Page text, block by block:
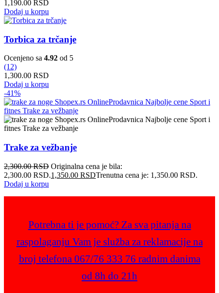
1,190.00 RSD
Dodaj u korpu
Torbica za trčanje
Ocenjeno sa 4.92 od 5
(12)
1,300.00 RSD
Dodaj u korpu
-41%
Trake za vežbanje
2,300.00RSD Originalna cena je bila:
2,300.00 RSD.1,350.00 RSDTrenutna cena je: 1,350.00 RSD.
Dodaj u korpu
Potrebna ti je pomoć? Za sva pitanja na
raspolaganju Vam je služba za reklamacije na
broj telefona 067/76 333 76 radnim danima
od 8h do 21h